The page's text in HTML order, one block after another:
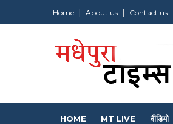
Home About us Contact us
HOME MT LIVE वीडियो